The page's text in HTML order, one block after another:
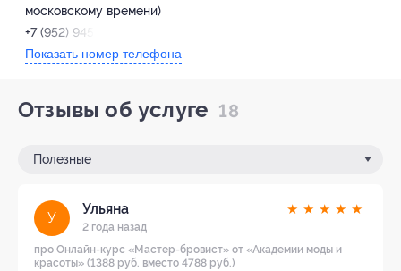
московскому времени)
+7 (952) 945-44-77
Показать номер телефона
Отзывы об услуге 18
Полезные
У
Ульяна
2 года назад
★ ★ ★ ★ ★
про Онлайн-курс «Мастер-бровист» от «Академии моды и
красоты» (1388 руб. вместо 4788 руб.)